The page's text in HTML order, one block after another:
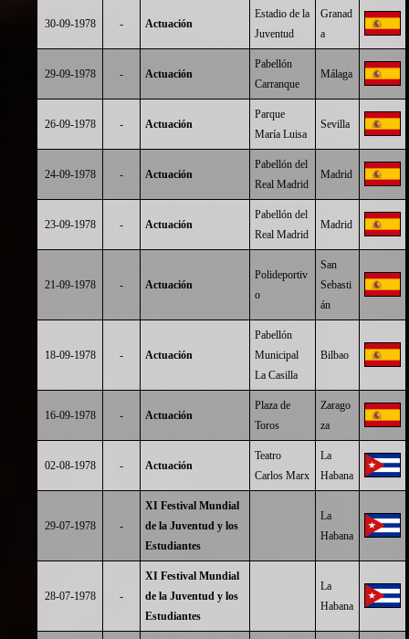
30-09-1978 - Actuación
Estadio de la
Juventud
Granad
a
29-09-1978 - Actuación
Pabellón
Carranque
Málaga
26-09-1978 - Actuación
Parque
María Luisa
Sevilla
24-09-1978 - Actuación
Pabellón del
Real Madrid
Madrid
23-09-1978 - Actuación
Pabellón del
Real Madrid
Madrid
21-09-1978 - Actuación
Polideportiv
o
San
Sebasti
án
18-09-1978 - Actuación
Pabellón
Municipal
La Casilla
Bilbao
16-09-1978 - Actuación
Plaza de
Toros
Zarago
za
02-08-1978 - Actuación
Teatro
Carlos Marx
La
Habana
29-07-1978 -
XI Festival Mundial
de la Juventud y los
Estudiantes
La
Habana
28-07-1978 -
XI Festival Mundial
de la Juventud y los
Estudiantes
La
Habana